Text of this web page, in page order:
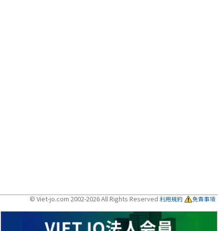
© Viet-jo.com 2002-2026 All Rights Reserved 利用規約 免責事項